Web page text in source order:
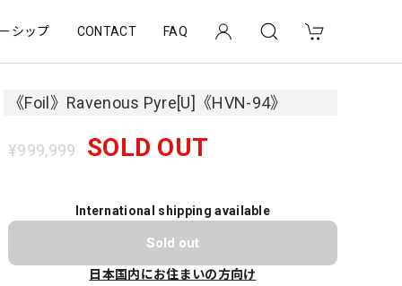
シップ CONTACT FAQ
《Foil》Ravenous Pyre[U]《HVN-94》
¥999,999 SOLD OUT
International shipping available
Sold out
日本国内にお住まいの方向け